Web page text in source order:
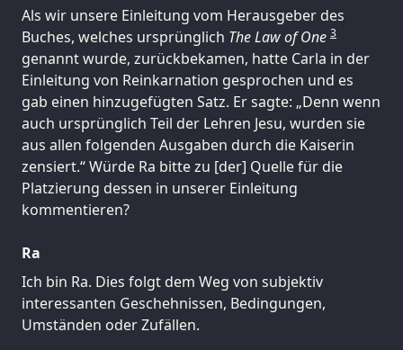
Als wir unsere Einleitung vom Herausgeber des
Buches, welches ursprünglich The Law of One 3
genannt wurde, zurückbekamen, hatte Carla in der
Einleitung von Reinkarnation gesprochen und es
gab einen hinzugefügten Satz. Er sagte: „Denn wenn
auch ursprünglich Teil der Lehren Jesu, wurden sie
aus allen folgenden Ausgaben durch die Kaiserin
zensiert.“ Würde Ra bitte zu [der] Quelle für die
Platzierung dessen in unserer Einleitung
kommentieren?
Ra
Ich bin Ra. Dies folgt dem Weg von subjektiv
interessanten Geschehnissen, Bedingungen,
Umständen oder Zufällen.